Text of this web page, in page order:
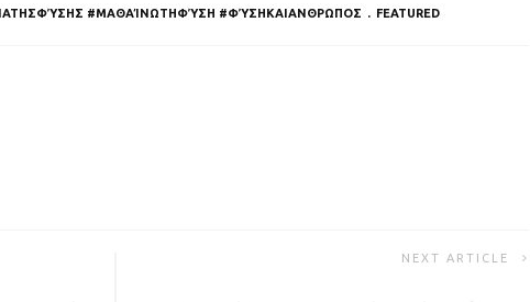
#ΜΑΘΑΊΝΩΤΗΦΎΣΗ #ΦΎΣΗΚΑΙΑΝΘΡΩΠΟΣ
FEATURED
NEXT ARTICLE